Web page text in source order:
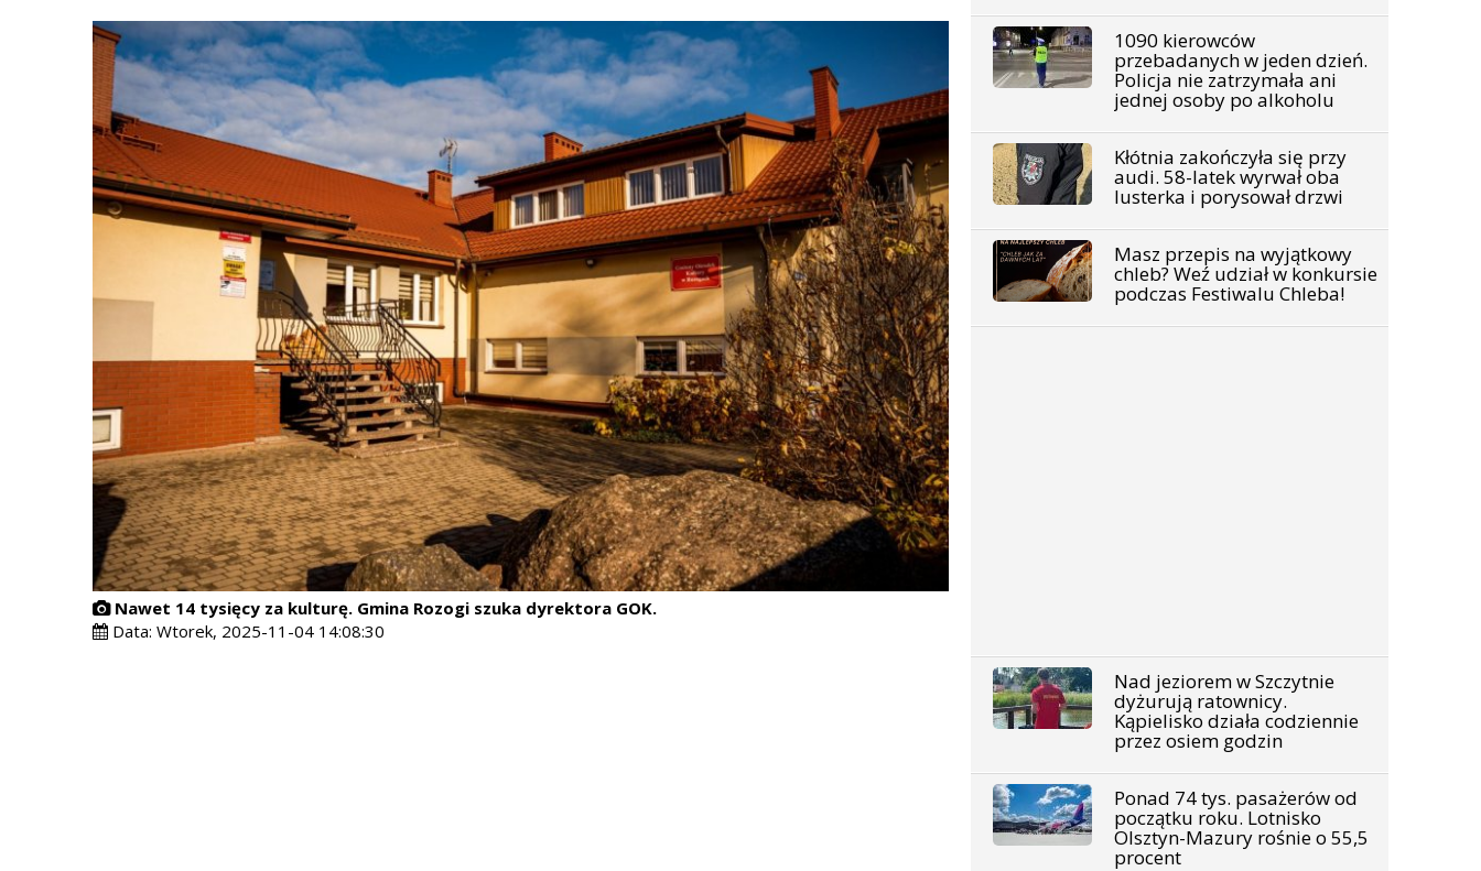
Nawet 14 tysięcy za kulturę. Gmina Rozogi szuka dyrektora GOK.
Data:Wtorek, 2025-11-04 14:08:30
1090 kierowców
przebadanych w jeden dzień.
Policja nie zatrzymała ani
jednej osoby po alkoholu
Kłótnia zakończyła się przy
audi. 58-latek wyrwał oba
lusterka i porysował drzwi
Masz przepis na wyjątkowy
chleb? Weź udział w konkursie
podczas Festiwalu Chleba!
Nad jeziorem w Szczytnie
dyżurują ratownicy.
Kąpielisko działa codziennie
przez osiem godzin
Ponad 74 tys. pasażerów od
początku roku. Lotnisko
Olsztyn-Mazury rośnie o 55,5
procent